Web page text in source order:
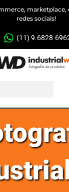
marketplace,
redes sociais!
(11) 9.6828-